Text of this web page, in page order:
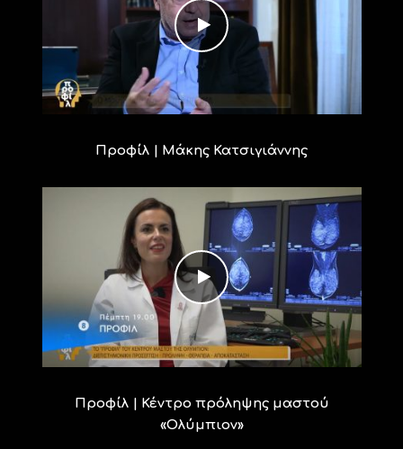
Προφίλ | Μάκης Κατσιγιάννης
Προφίλ | Κέντρο πρόληψης μαστού
«Ολύμπιον»